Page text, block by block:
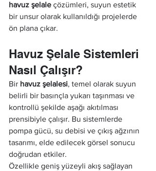
havuz şelale çözümleri, suyun estetik
bir unsur olarak kullanıldığı projelerde
ön plana çıkar.
Havuz Şelale Sistemleri
Nasıl Çalışır?
Bir havuz şelalesi, temel olarak suyun
belirli bir basınçla yukarı taşınması ve
kontrollü şekilde aşağı akıtılması
prensibiyle çalışır. Bu sistemlerde
pompa gücü, su debisi ve çıkış ağzının
tasarımı, elde edilecek görsel sonucu
doğrudan etkiler.
Özellikle geniş yüzeyli akış sağlayan